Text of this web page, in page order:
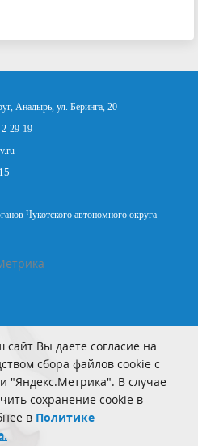
Анадырь, ул. Беринга, 20
29-19
Чукотского автономного округа
Вы даете согласие на
сбора файлов cookie с
"Яндекс.Метрика". В случае
сохранение cookie в
в Политике